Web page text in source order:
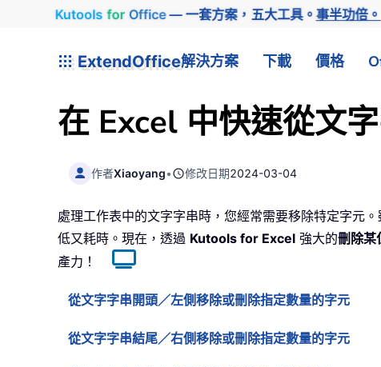
Kutools for Office— 一套方案，五大工具。事半功倍。
ExtendOffice解決方案 下載 價格
在 Excel 中快速從文
作者Xiaoyang• 修改日期2024-03-04
處理工作表中的文字字串時，您經常需要移除特定字元
低又耗時。現在，透過 Kutools for Excel 強大的刪除某
產力！
從文字字串開頭／左側移除或刪除指定數量的字元
從文字字串結尾／右側移除或刪除指定數量的字元